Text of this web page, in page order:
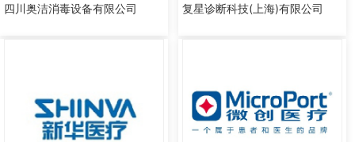
四川奥洁消毒设备有限公司 复星诊断科技(上海)有限公司